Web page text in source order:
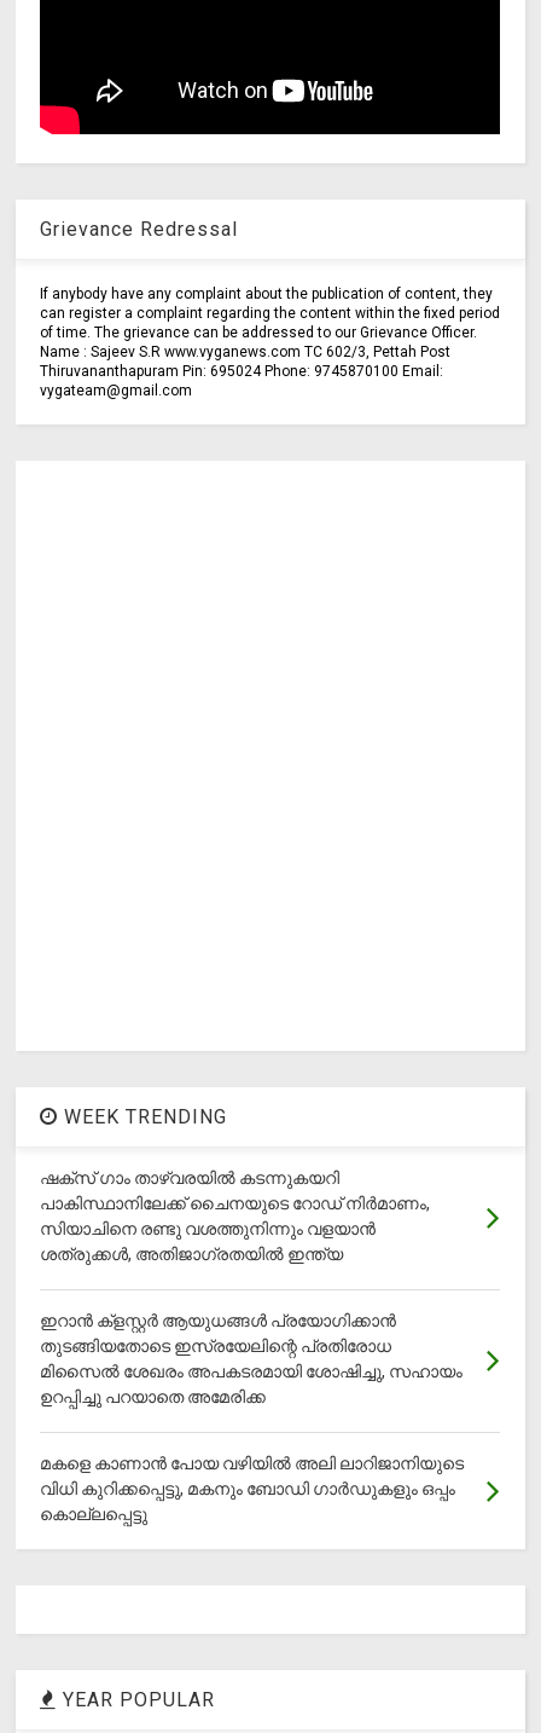
Grievance Redressal
If anybody have any complaint about the publication of content, they
can register a complaint regarding the content within the fixed period
of time. The grievance can be addressed to our Grievance Officer.
Name : Sajeev S.R www.vyganews.com TC 602/3, Pettah Post
Thiruvananthapuram Pin: 695024 Phone: 9745870100 Email:
vygateam@gmail.com
WEEK TRENDING
ഷക്സ് ​ഗാം താഴ്‌വരയിൽ കടന്നുകയറി
പാകിസ്ഥാനിലേക്ക് ചൈനയുടെ റോഡ് നിർമാണം,
സിയാചിനെ രണ്ടു വശത്തുനിന്നും വളയാൻ
ശത്രുക്കൾ, അതിജാ​ഗ്രതയിൽ ഇന്ത്യ
ഇറാന്‍ ക്‌ളസ്റ്റര്‍ ആയുധങ്ങള്‍ പ്രയോഗിക്കാന്‍
തുടങ്ങിയതോടെ ഇസ്രയേലിന്റെ പ്രതിരോധ
മിസൈല്‍ ശേഖരം അപകടരമായി ശോഷിച്ചു, സഹായം
ഉറപ്പിച്ചു പറയാതെ അമേരിക്ക
മകളെ കാണാന്‍ പോയ വഴിയില്‍ അലി ലാറിജാനിയുടെ
വിധി കുറിക്കപ്പെട്ടു, മകനും ബോഡി ഗാര്‍ഡുകളും ഒപ്പം
കൊല്ലപ്പെട്ടു
YEAR POPULAR